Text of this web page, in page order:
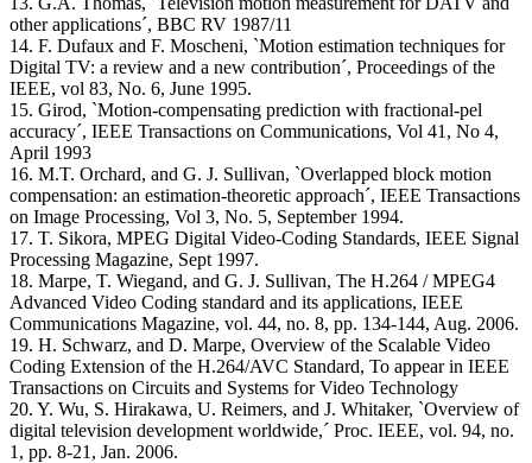
other applications´, BBC RV 1987/11
14. F. Dufaux and F. Moscheni, `Motion estimation techniques for
Digital TV: a review and a new contribution´, Proceedings of the
IEEE, vol 83, No. 6, June 1995.
15. Girod, `Motion-compensating prediction with fractional-pel
accuracy´, IEEE Transactions on Communications, Vol 41, No 4,
April 1993
16. M.T. Orchard, and G. J. Sullivan, `Overlapped block motion
compensation: an estimation-theoretic approach´, IEEE Transactions
on Image Processing, Vol 3, No. 5, September 1994.
17. T. Sikora, MPEG Digital Video-Coding Standards, IEEE Signal
Processing Magazine, Sept 1997.
18. Marpe, T. Wiegand, and G. J. Sullivan, The H.264 / MPEG4
Advanced Video Coding standard and its applications, IEEE
Communications Magazine, vol. 44, no. 8, pp. 134-144, Aug. 2006.
19. H. Schwarz, and D. Marpe, Overview of the Scalable Video
Coding Extension of the H.264/AVC Standard, To appear in IEEE
Transactions on Circuits and Systems for Video Technology
20. Y. Wu, S. Hirakawa, U. Reimers, and J. Whitaker, `Overview of
digital television development worldwide,´ Proc. IEEE, vol. 94, no.
1, pp. 8-21, Jan. 2006.